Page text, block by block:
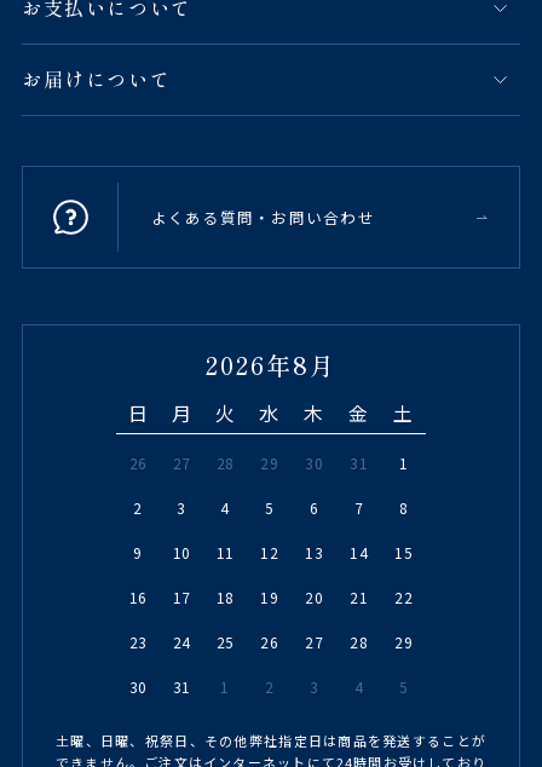
お支払いについて
お届けについて
よくある質問・お問い合わせ
2026年8月
日 月 火 水 木 金 土
26 27 28 29 30 31 1
2 3 4 5 6 7 8
9 10 11 12 13 14 15
16 17 18 19 20 21 22
23 24 25 26 27 28 29
30 31 1 2 3 4 5
土曜、日曜、祝祭日、その他弊社指定日は商品を発送することが
できません。ご注文はインターネットにて24時間お受けしており